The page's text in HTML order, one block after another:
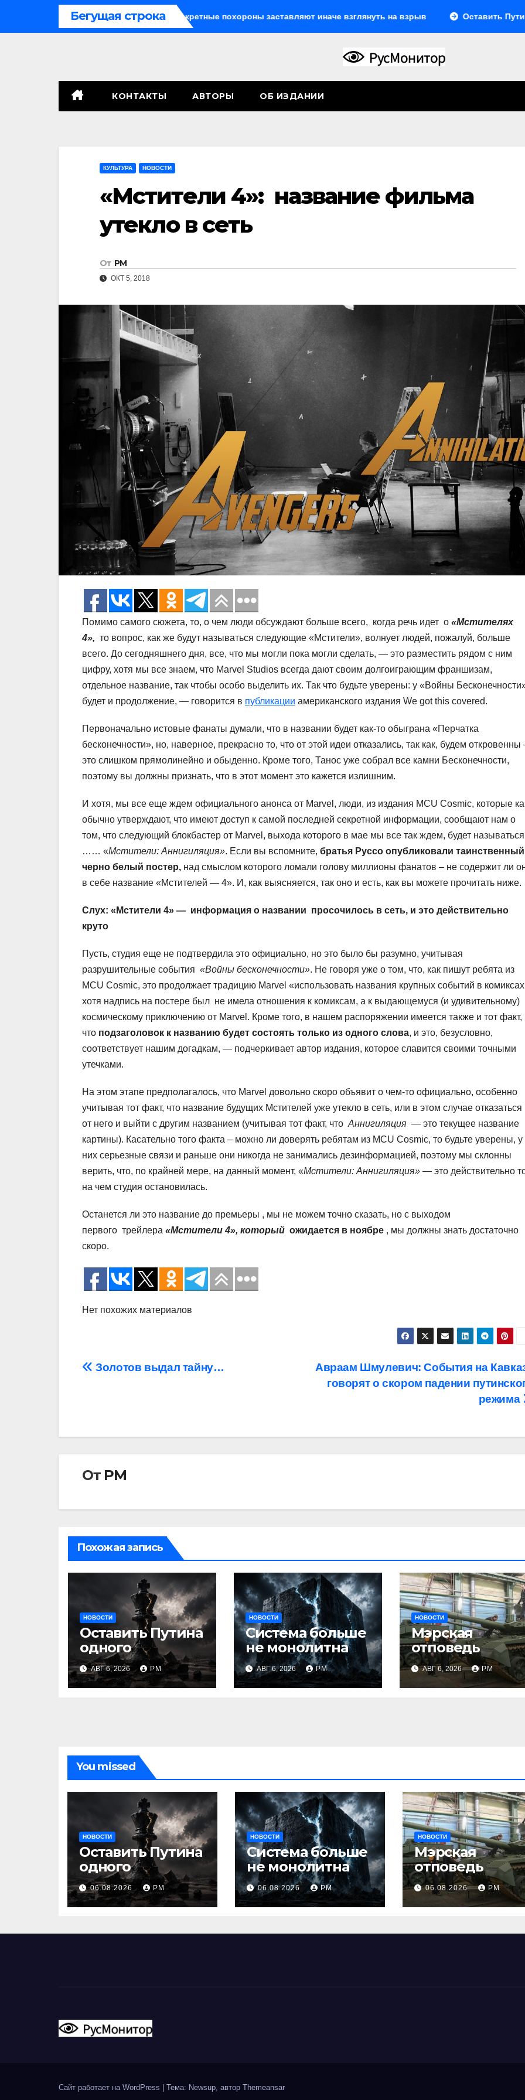
Бегущая строка
Саботажный фронт Секретные похороны заставляют иначе взглянуть на взрыв Оставить Путина
КОНТАКТЫ АВТОРЫ ОБ ИЗДАНИИ
КУЛЬТУРА НОВОСТИ
«Мстители 4»: название фильма
утекло в сеть
От РМ
ОКТ 5, 2018
Помимо самого сюжета, то, о чем люди обсуждают больше всего, когда речь идет о «Мстителях
4», то вопрос, как же будут называться следующие «Мстители», волнует людей, пожалуй, больше
всего. До сегодняшнего дня, все, что мы могли пока могли сделать, — это разместить рядом с ним
цифру, хотя мы все знаем, что Marvel Studios всегда дают своим долгоиграющим франшизам,
отдельное название, так чтобы особо выделить их. Так что будьте уверены: у «Войны
будет и продолжение, — говорится в публикации американского издания We got this covered.
Первоначально истовые фанаты думали, что в названии будет как-то обыграна «Перчатка
бесконечности», но, наверное, прекрасно то, что от этой идеи отказались, так как, будем
это слишком прямолинейно и обыденно. Кроме того, Танос уже собрал все камни Бесконечности,
поэтому вы должны признать, что в этот момент это кажется излишним.
И хотя, мы все еще ждем официального анонса от Marvel, люди, из издания MCU Cosmic, которые
обычно утверждают, что имеют доступ к самой последней секретной информации, сообщают нам о
том, что следующий блокбастер от Marvel, выхода которого в мае мы все так ждем, будет называться
…… «Мстители: Аннигиляция». Если вы вспомните, братья Руссо опубликовали таинственный
черно белый постер, над смыслом которого ломали голову миллионы фанатов – не содержит ли
в себе название «Мстителей — 4». И, как выясняется, так оно и есть, как вы можете прочитать ниже.
Слух: «Мстители 4» — информация о названии просочилось в сеть, и это действительно
круто
Пусть, студия еще не подтвердила это официально, но это было бы разумно, учитывая
разрушительные события «Войны бесконечности». Не говоря уже о том, что, как пишут ребята из
MCU Cosmic, это продолжает традицию Marvel «использовать названия крупных событий в
хотя надпись на постере был не имела отношения к комиксам, а к выдающемуся (и удивительному)
космическому приключению от Marvel. Кроме того, в нашем распоряжении имеется также и тот факт,
что подзаголовок к названию будет состоять только из одного слова, и это, безусловно,
соответствует нашим догадкам, — подчеркивает автор издания, которое славится своими точными
утечками.
На этом этапе предполагалось, что Marvel довольно скоро объявит о чем-то официально, особенно
учитывая тот факт, что название будущих Мстителей уже утекло в сеть, или в этом случае отказаться
от него и выйти с другим названием (учитывая тот факт, что Аннигиляция — это текущее название
картины). Касательно того факта – можно ли доверять ребятам из MCU Cosmic, то будьте уверены, у
них серьезные связи и раньше они никогда не занимались дезинформацией, поэтому мы склонны
верить, что, по крайней мере, на данный момент, «Мстители: Аннигиляция» — это действительно
на чем студия остановилась.
Останется ли это название до премьеры , мы не можем точно сказать, но с выходом
первого трейлера «Мстители 4», который ожидается в ноябре , мы должны знать достаточно
скоро.
Нет похожих материалов
Навигация
Авраам Шмулевич: События на
говорят о скором падении
режима
Золотов выдал тайну…
От РМ
Похожая запись
НОВОСТИ
Оставить Путина
одного
АВГ 6, 2026 РМ
НОВОСТИ
Система больше
не монолитна
АВГ 6, 2026 РМ
НОВОСТИ
Мэрская
отповедь
АВГ 6, 2026 РМ
You missed
НОВОСТИ
Оставить Путина
одного
06.08.2026 РМ
НОВОСТИ
Система больше
не монолитна
06.08.2026 РМ
НОВОСТИ
Мэрская
отповедь
06.08.2026 РМ
Сайт работает на WordPress Тема: Newsup, автор Themeansar